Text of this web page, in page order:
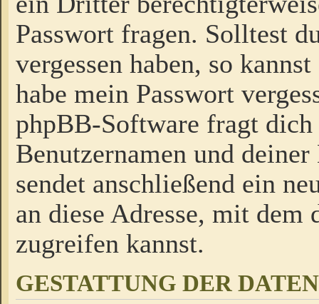
Passwort fragen. Solltest
vergessen haben, so
habe mein Passwort
phpBB-Software fragt dich
Benutzernamen und
sendet anschließend ein
an diese Adresse, mit dem
zugreifen kannst.
GESTATTUNG DER